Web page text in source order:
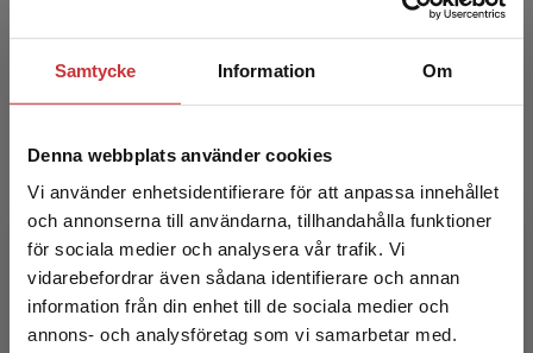
Samtycke Information Om
Denna webbplats använder cookies
Vi använder enhetsidentifierare för att anpassa innehållet
och annonserna till användarna, tillhandahålla funktioner
för sociala medier och analysera vår trafik. Vi
vidarebefordrar även sådana identifierare och annan
information från din enhet till de sociala medier och
annons- och analysföretag som vi samarbetar med.
Begränsad fraktregion
Andy Coombs
Andy Coombs är en uppskattad författare och
läromedelsförfattare. Andy kommer
ursprungligen från Storbritannien och har
undervisat i engelska runt ...